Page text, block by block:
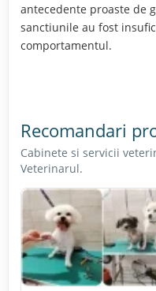
antecedente proaste de
sanctiunile au fost
comportamentul.
Recomandari
Cabinete si servicii
Veterinarul.